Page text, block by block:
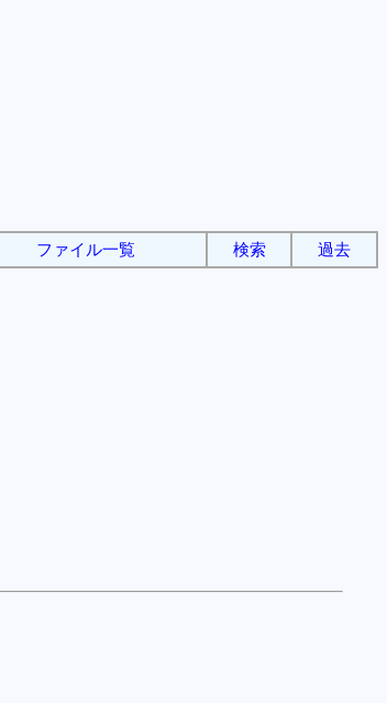
ファイル一覧 検索 過去